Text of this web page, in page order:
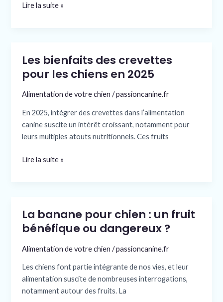
avec
quatre
Lire la suite »
Les bienfaits des crevettes
pour les chiens en 2025
Alimentation de votre chien /passioncanine.fr
En 2025, intégrer des crevettes dans l’alimentation
canine suscite un intérêt croissant, notamment pour
leurs multiples atouts nutritionnels. Ces fruits
Les
bienfaits
des
crevettes
Lire la suite »
La banane pour chien : un fruit
bénéfique ou dangereux ?
Alimentation de votre chien /passioncanine.fr
Les chiens font partie intégrante de nos vies, et leur
alimentation suscite de nombreuses interrogations,
notamment autour des fruits. La
La
banane
chien